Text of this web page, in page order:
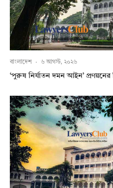
বাংলাদেশ · ৬ আগস্ট, ২০২৬
‘পুরুষ নির্যাতন দমন আইন’